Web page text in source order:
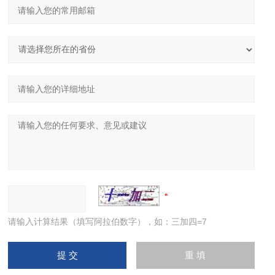
请输入计算结果（填写阿拉伯数字），如：三加四=7